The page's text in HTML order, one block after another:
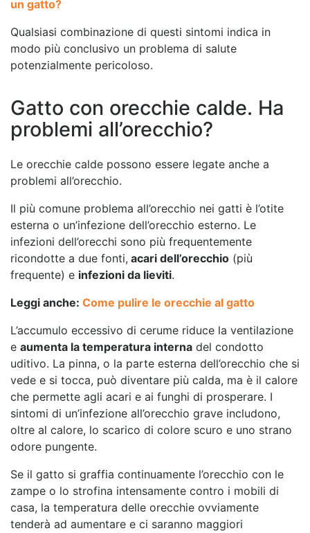
un gatto?
Qualsiasi combinazione di questi sintomi indica in
modo più conclusivo un problema di salute
potenzialmente pericoloso.
Gatto con orecchie calde. Ha
problemi all’orecchio?
Le orecchie calde possono essere legate anche a
problemi all’orecchio.
Il più comune problema all’orecchio nei gatti è l’otite
esterna o un’infezione dell’orecchio esterno. Le
infezioni dell’orecchi sono più frequentemente
ricondotte a due fonti, acari dell’orecchio (più
frequente) e infezioni da lieviti.
Leggi anche: Come pulire le orecchie al gatto
L’accumulo eccessivo di cerume riduce la ventilazione
e aumenta la temperatura interna del condotto
uditivo. La pinna, o la parte esterna dell’orecchio che si
vede e si tocca, può diventare più calda, ma è il calore
che permette agli acari e ai funghi di prosperare. I
sintomi di un’infezione all’orecchio grave includono,
oltre al calore, lo scarico di colore scuro e uno strano
odore pungente.
Se il gatto si graffia continuamente l’orecchio con le
zampe o lo strofina intensamente contro i mobili di
casa, la temperatura delle orecchie ovviamente
tenderà ad aumentare e ci saranno maggiori